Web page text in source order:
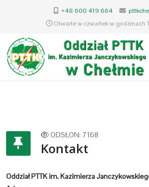
+48 600 419 664
Otwarte w czwartek w godzinach
ODSŁON: 7168
Kontakt
Oddział PTTK im. Kazimierza